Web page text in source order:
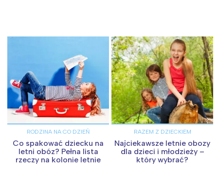
RODZINA NA CO DZIEŃ
Co spakować dziecku na
letni obóz? Pełna lista
rzeczy na kolonie letnie
RAZEM Z DZIECKIEM
Najciekawsze letnie obozy
dla dzieci i młodzieży –
który wybrać?